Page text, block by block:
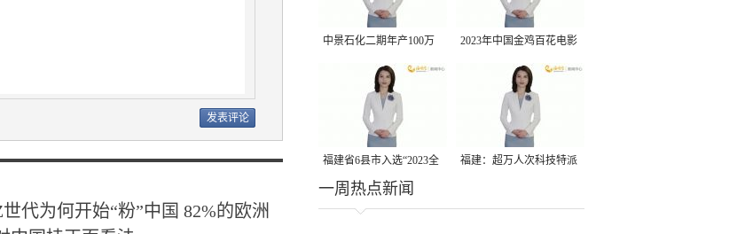
代为何开始“粉”中国 82%的欧洲
中景石化二期年产100万
吨丙烷脱氢项目建成中交
2023年中国金鸡百花电影
节有福电影巡展31日启动
福建省6县市入选“2023全
国县域发展潜力百强县”
福建：超万人次科技特派
一周热点新闻